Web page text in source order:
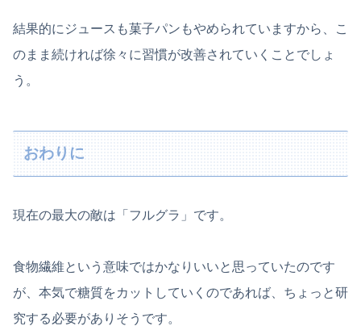
結果的にジュースも菓子パンもやめられていますから、こ
のまま続ければ徐々に習慣が改善されていくことでしょ
う。
おわりに
現在の最大の敵は「フルグラ」です。
食物繊維という意味ではかなりいいと思っていたのです
が、本気で糖質をカットしていくのであれば、ちょっと研
究する必要がありそうです。